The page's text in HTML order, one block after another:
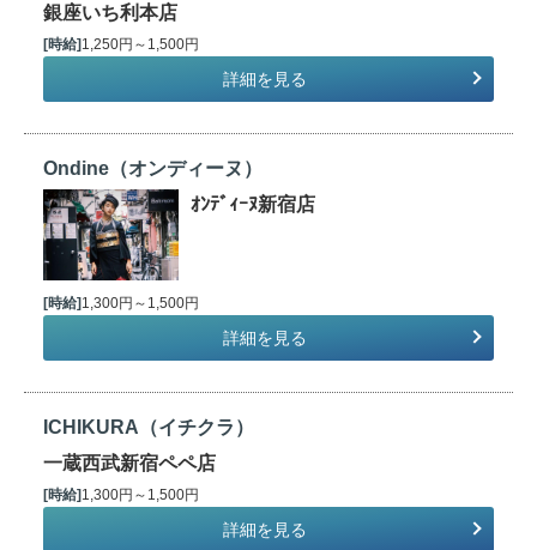
銀座いち利本店
[時給]1,250円～1,500円
詳細を見る
Ondine（オンディーヌ）
ｵﾝﾃﾞｨｰﾇ新宿店
[時給]1,300円～1,500円
詳細を見る
ICHIKURA（イチクラ）
一蔵西武新宿ペペ店
[時給] 1,300円～1,500円
詳細を見る